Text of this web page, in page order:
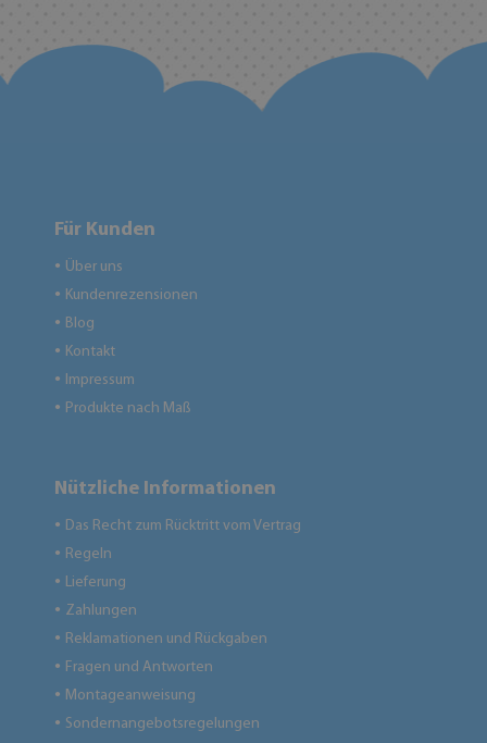
Für Kunden
● Über uns
● Kundenrezensionen
● Blog
● Kontakt
● Impressum
● Produkte nach Maß
Nützliche Informationen
● Das Recht zum Rücktritt vom Vertrag
● Regeln
● Lieferung
● Zahlungen
● Reklamationen und Rückgaben
● Fragen und Antworten
● Montageanweisung
● Sondernangebotsregelungen